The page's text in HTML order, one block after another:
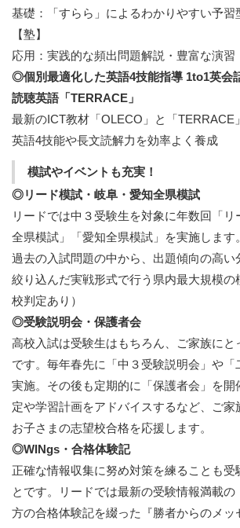
基礎：「すらら」によるわかりやすい予習
【塾】
応用：実践的な頻出問題解説・豊富な演習
◎個別最適化した英語4技能指導 1to1英会
読聴英語「TERRACE」
最新のICT教材「OLECO」と「TERRACE
英語4技能や長文読解力を効率よく養成
模試やイベントも充実！
◎リード模試・岐阜・愛知全県模試
リードでは中３受験生を対象に年数回「
全県模試」「愛知全県模試」を実施します。
過去の入試問題の中から、出題傾向の高い
絞り込んだ実戦形式で行う県内最大規模の
校判定あり）
◎受験説明会・保護者会
高校入試は受験生はもちろん、ご家族にと
です。毎年春先に「中３受験説明会」や「
実施。その後も定期的に「保護者会」を開
定や学習計画をアドバイスするなど、ご家
お子さまの志望校合格を応援します。
◎WINgs・合格体験記
正確な情報収集に努め対策を練ることも受
とです。リードでは最新の受験情報満載の
方の合格体験記を綴った『勝者からのメッ